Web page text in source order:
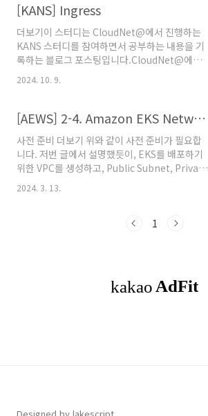
L7 라우팅)하고 개선하기 위해 설계된 API입니
다. 기존의 Ingress API를 대체하거나 보완할 수
있는 방식으로, 더 복잡한 네트워크 트래픽 관리
시나리오를 지원합니다. 즉, 기존의 Ingress에
다양한 기능(헤더 기반 라우팅, 헤더 변조, 트래
픽 미러링(쉽게 트래픽 복제), 역할 분리 등)이 추
하는..
[KANS] Ingress
더보기이 스터디는 CloudNet@에서 진행하는
KANS 스터디를 참여하면서 공부하는 내용을 기
록하는 블로그 포스팅입니다.CloudNet@에서
제공해주는 자료들을 바탕으로 작성되었습니
다. Ingress Ingress란?Ingress는
서비스로 라우팅하는 역할을 하는 리소스입니다.
Service는 Layer4 계층에서 동작하지만
Ingress는 Layer 7계층에서 동작하기에
HTTP/HTTPS 통신에 다양한 기능들이 제공합
니다. 즉, 클러스터 내부의 서비스(ClusterIP,
NodePort, Loadbalancer)를 외부로 노출
2024. 10. 9.
[AEWS] 2-4. Amazon EKS Networking - Ingress
사전 준비 더보기 위와 같이 사전 준비가 필요합
니다. 저번 글에서 설명했듯이, EKS를 배포하기
위한 VPC를 생성하고, Public Subnet, Private
근하기 위한 bastion EC2를 미리 생성합니다.
Ingress는 클러스터 외부에서 내부의 서비스로
며, 단일 IP 주소를 통해 클러스터 내의 여러 서비
스에 접근할 수 있게 됩니다. 이는 특히 웹 애플리
2024. 3. 13.
1